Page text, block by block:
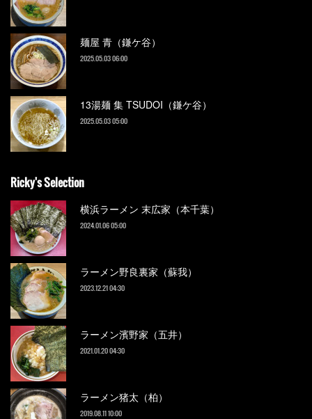
麺屋 青（鎌ケ谷）
2025.05.03 06:00
13湯麺 集 TSUDOI（鎌ケ谷）
2025.05.03 05:00
Ricky's Selection
横浜ラーメン 末広家（本千葉）
2024.01.06 05:00
ラーメン野良裏家（蘇我）
2023.12.21 04:30
ラーメン濱野家（五井）
2021.01.20 04:30
ラーメン猪太（柏）
2019.08.11 10:00